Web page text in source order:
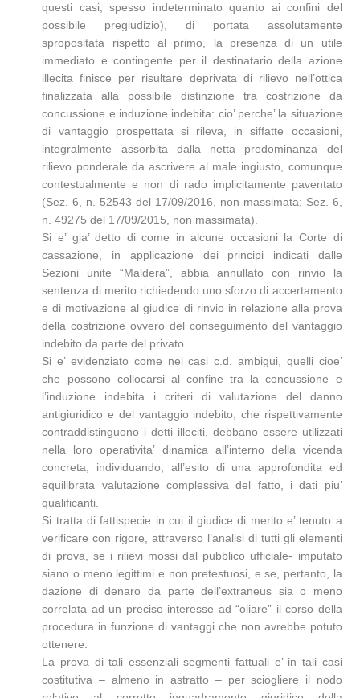
questi casi, spesso indeterminato quanto ai confini del
possibile pregiudizio), di portata assolutamente
spropositata rispetto al primo, la presenza di un utile
immediato e contingente per il destinatario della azione
illecita finisce per risultare deprivata di rilievo nell’ottica
finalizzata alla possibile distinzione tra costrizione da
concussione e induzione indebita: cio’ perche’ la situazione
di vantaggio prospettata si rileva, in siffatte occasioni,
integralmente assorbita dalla netta predominanza del
rilievo ponderale da ascrivere al male ingiusto, comunque
contestualmente e non di rado implicitamente paventato
(Sez. 6, n. 52543 del 17/09/2016, non massimata; Sez. 6,
n. 49275 del 17/09/2015, non massimata).
Si e’ gia’ detto di come in alcune occasioni la Corte di
cassazione, in applicazione dei principi indicati dalle
Sezioni unite “Maldera”, abbia annullato con rinvio la
sentenza di merito richiedendo uno sforzo di accertamento
e di motivazione al giudice di rinvio in relazione alla prova
della costrizione ovvero del conseguimento del vantaggio
indebito da parte del privato.
Si e’ evidenziato come nei casi c.d. ambigui, quelli cioe’
che possono collocarsi al confine tra la concussione e
l’induzione indebita i criteri di valutazione del danno
antigiuridico e del vantaggio indebito, che rispettivamente
contraddistinguono i detti illeciti, debbano essere utilizzati
nella loro operativita’ dinamica all’interno della vicenda
concreta, individuando, all’esito di una approfondita ed
equilibrata valutazione complessiva del fatto, i dati piu’
qualificanti.
Si tratta di fattispecie in cui il giudice di merito e’ tenuto a
verificare con rigore, attraverso l’analisi di tutti gli elementi
di prova, se i rilievi mossi dal pubblico ufficiale- imputato
siano o meno legittimi e non pretestuosi, e se, pertanto, la
dazione di denaro da parte dell’extraneus sia o meno
correlata ad un preciso interesse ad “oliare” il corso della
procedura in funzione di vantaggi che non avrebbe potuto
ottenere.
La prova di tali essenziali segmenti fattuali e’ in tali casi
costitutiva – almeno in astratto – per sciogliere il nodo